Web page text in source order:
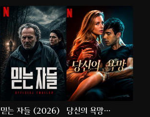
믿는 자들 (2026)
당신의 욕망